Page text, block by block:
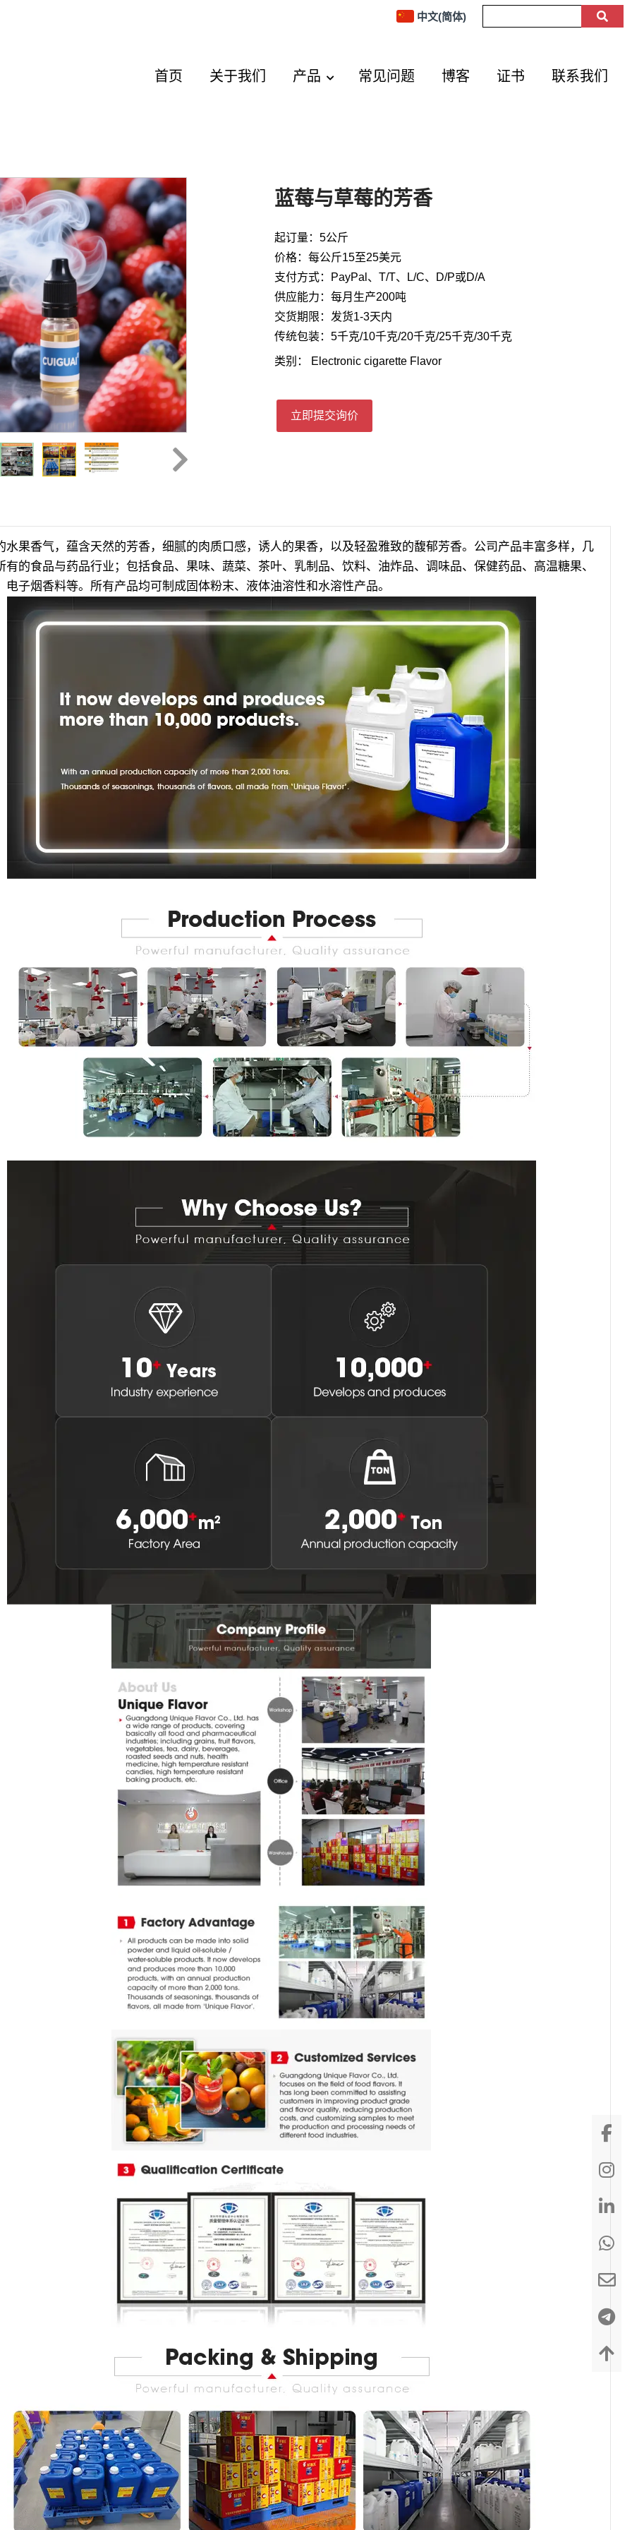
中文(简体)
首页 关于我们 产品 常见问题 博客 证书 联系我们
蓝莓与草莓的芳香
起订量：5公斤
价格：每公斤15至25美元
支付方式：PayPal、T/T、L/C、D/P或D/A
供应能力：每月生产200吨
交货期限：发货1-3天内
传统包装：5千克/10千克/20千克/25千克/30千克
类别： Electronic cigarette Flavor
立即提交询价
水果香气，蕴含天然的芳香，细腻的肉质口感，诱人的果香，以及轻盈雅致的馥郁芳香。公司产品丰富多样，几
有的食品与药品行业；包括食品、果味、蔬菜、茶叶、乳制品、饮料、油炸品、调味品、保健药品、高温糖果、
电子烟香料等。所有产品均可制成固体粉末、液体油溶性和水溶性产品。